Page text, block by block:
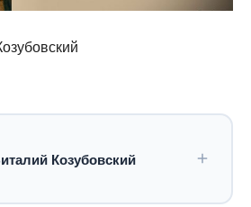
Козубовский